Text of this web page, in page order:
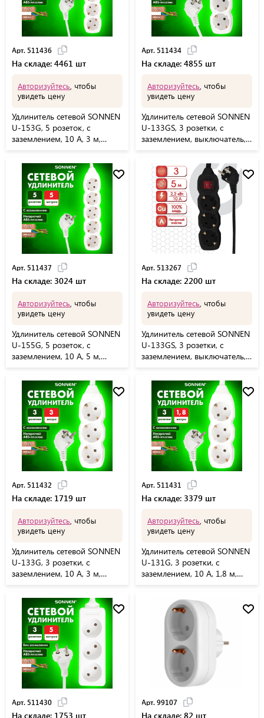
Арт. 511436
На складе: 4461 шт
Авторизуйтесь , чтобы
увидеть цену
Удлинитель сетевой SONNEN
U-153G, 5 розеток, c
заземлением, 10 А, 3 м,
Арт. 511434
На складе: 4855 шт
Авторизуйтесь , чтобы
увидеть цену
Удлинитель сетевой SONNEN
U-133GS, 3 розетки, c
заземлением, выключатель,
Арт. 511437
На складе: 3024 шт
Авторизуйтесь , чтобы
увидеть цену
Удлинитель сетевой SONNEN
U-155G, 5 розеток, c
заземлением, 10 А, 5 м,
Арт. 513267
На складе: 2200 шт
Авторизуйтесь , чтобы
увидеть цену
Удлинитель сетевой SONNEN
U-133GS, 3 розетки, c
заземлением, выключатель,
Арт. 511432
На складе: 1719 шт
Авторизуйтесь , чтобы
увидеть цену
Удлинитель сетевой SONNEN
U-133G, 3 розетки, c
заземлением, 10 А, 3 м,
Арт. 511431
На складе: 3379 шт
Авторизуйтесь , чтобы
увидеть цену
Удлинитель сетевой SONNEN
U-131G, 3 розетки, c
заземлением, 10 А, 1,8 м,
Арт. 511430
На складе: 1753 шт
Арт. 99107
На складе: 82 шт